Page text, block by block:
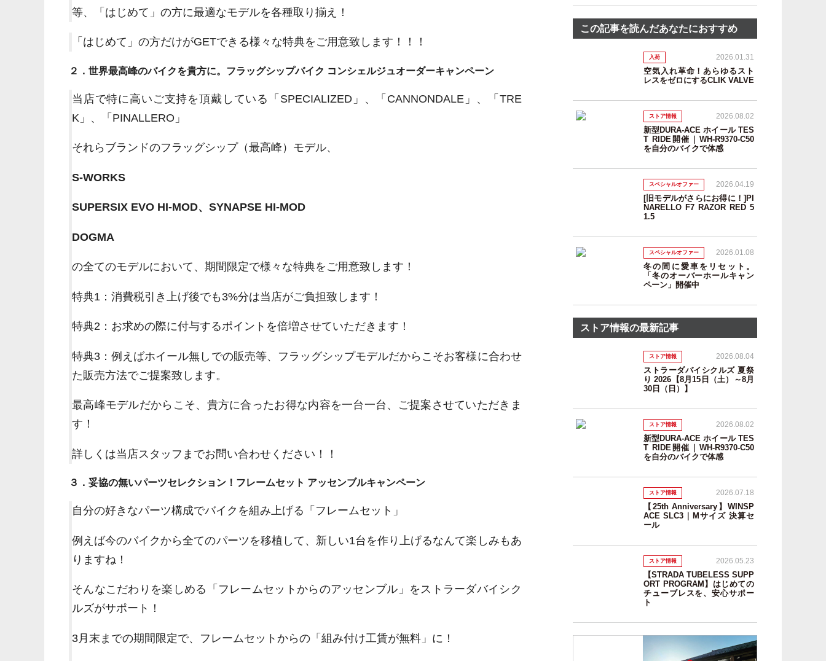
等、「はじめて」の方に最適なモデルを各種取り揃え！
「はじめて」の方だけがGETできる様々な特典をご用意致します！！！
２．世界最高峰のバイクを貴方に。フラッグシップバイク コンシェルジュオーダーキャンペーン
当店で特に高いご支持を頂戴している「SPECIALIZED」、「CANNONDALE」、「TRE
K」、「PINALLERO」
それらブランドのフラッグシップ（最高峰）モデル、
S-WORKS
SUPERSIX EVO HI-MOD、SYNAPSE HI-MOD
DOGMA
の全てのモデルにおいて、期間限定で様々な特典をご用意致します！
特典1：消費税引き上げ後でも3%分は当店がご負担致します！
特典2：お求めの際に付与するポイントを倍増させていただきます！
特典3：例えばホイール無しでの販売等、フラッグシップモデルだからこそお客様に合わせ
た販売方法でご提案致します。
最高峰モデルだからこそ、貴方に合ったお得な内容を一台一台、ご提案させていただきま
す！
詳しくは当店スタッフまでお問い合わせください！！
３．妥協の無いパーツセレクション！フレームセット アッセンブルキャンペーン
自分の好きなパーツ構成でバイクを組み上げる「フレームセット」
例えば今のバイクから全てのパーツを移植して、新しい1台を作り上げるなんて楽しみもあ
りますね！
そんなこだわりを楽しめる「フレームセットからのアッセンブル」をストラーダバイシク
ルズがサポート！
3月末までの期間限定で、フレームセットからの「組み付け工賃が無料」に！
この記事を読んだあなたにおすすめ
入荷 2026.01.31
空気入れ革命！あらゆるスト
レスをゼロにするCLIK VALVE
ストア情報 2026.08.02
新型DURA-ACE ホイール TES
T RIDE開催｜WH-R9370-C50
を自分のバイクで体感
スペシャルオファー 2026.04.19
[旧モデルがさらにお得に！]PI
NARELLO F7 RAZOR RED 5
1.5
スペシャルオファー 2026.01.08
冬の間に愛車をリセット。
「冬のオーバーホールキャン
ペーン」開催中
ストア情報の最新記事
ストア情報 2026.08.04
ストラーダバイシクルズ 夏祭
り 2026【8月15日（土）～8月
30日（日）】
ストア情報 2026.08.02
新型DURA-ACE ホイール TES
T RIDE開催｜WH-R9370-C50
を自分のバイクで体感
ストア情報 2026.07.18
【25th Anniversary】WINSP
ACE SLC3｜Mサイズ 決算セ
ール
ストア情報 2026.05.23
【STRADA TUBELESS SUPP
ORT PROGRAM】はじめての
チューブレスを、安心サポー
ト